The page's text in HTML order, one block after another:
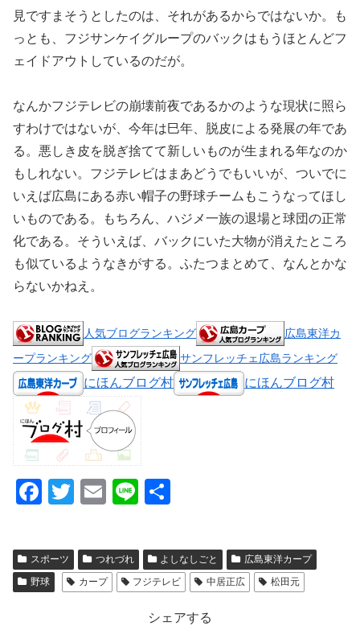
見ですまそうとしたのは、それがあるからではないか。も
っとも、フジサンケイグループのバックはもうほとんどフ
ェイドアウトしているのだが。
なんかフジテレビの崩壊前夜であるかのような現状に照ら
すわけではないが、今年は巳年、脱皮による発展の年であ
る。悪しき皮を脱ぎ捨てて新しいものが生まれる年なのか
もしれない。フジテレビはまあどうでもいいが、ついでに
いえば広島にある赤い帽子の野球チームもこうなってほし
いものである。もちろん、ハジメ一族の退場と球団の正常
化である。そういえば、バックにいた大物が消えたところ
も似ているようなきがする。ふたつまとめて、なんとかな
らないかねえ。
人気ブログランキング
広島東洋カ
ープランキング
サンフレッチェ広島ランキング
にほんブログ村 にほんブログ村
F
c
e
b
T
tt
er
E
ail
Li
e
スポーツ つれづれ よしなしごと
広島東洋カープ
野球
カープ フジテレビ 中居正広 松田元
シェアする